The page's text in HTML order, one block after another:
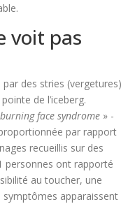
voit pas
des stries (vergetures)
de l’iceberg.
burning face syndrome » -
par rapport
recueillis sur des
personnes ont rapporté
au toucher, une
symptômes apparaissent